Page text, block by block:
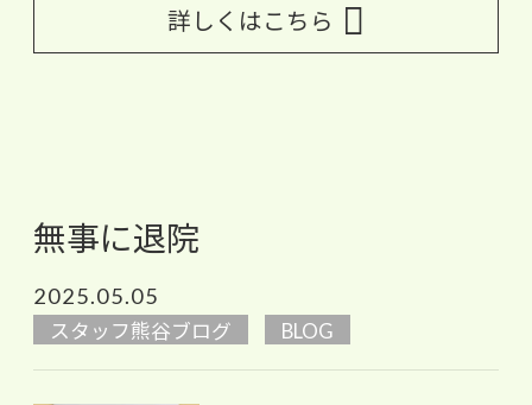
詳しくはこちら
無事に退院
2025.05.05
スタッフ熊谷ブログ BLOG